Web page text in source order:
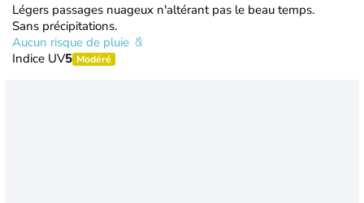
Légers passages nuageux n'altérant pas le beau temps.
Sans précipitations.
Aucun risque de pluie
Indice UV5 Modéré